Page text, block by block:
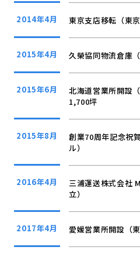
2014年4月 東京支店移転（東
2015年4月 久榮協同物流倉庫
2015年6月
北海道営業所開設
1,700坪
2015年8月
創業70周年記念祝
ル）
2016年4月
三浦運送株式会社
立）
2017年4月 愛媛営業所開設（